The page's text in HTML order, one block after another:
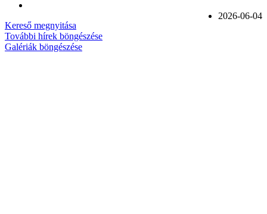
2026-06-04
Kereső megnyitása
További hírek böngészése
Galériák böngészése